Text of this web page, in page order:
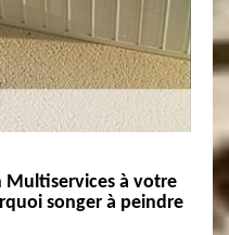
Multiservices à votre
songer à peindre